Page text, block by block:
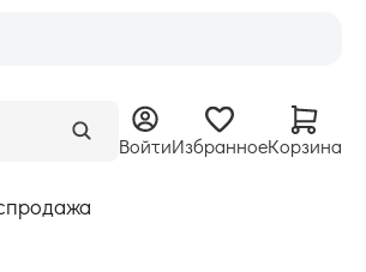
ВойтиИзбранноеКорзина